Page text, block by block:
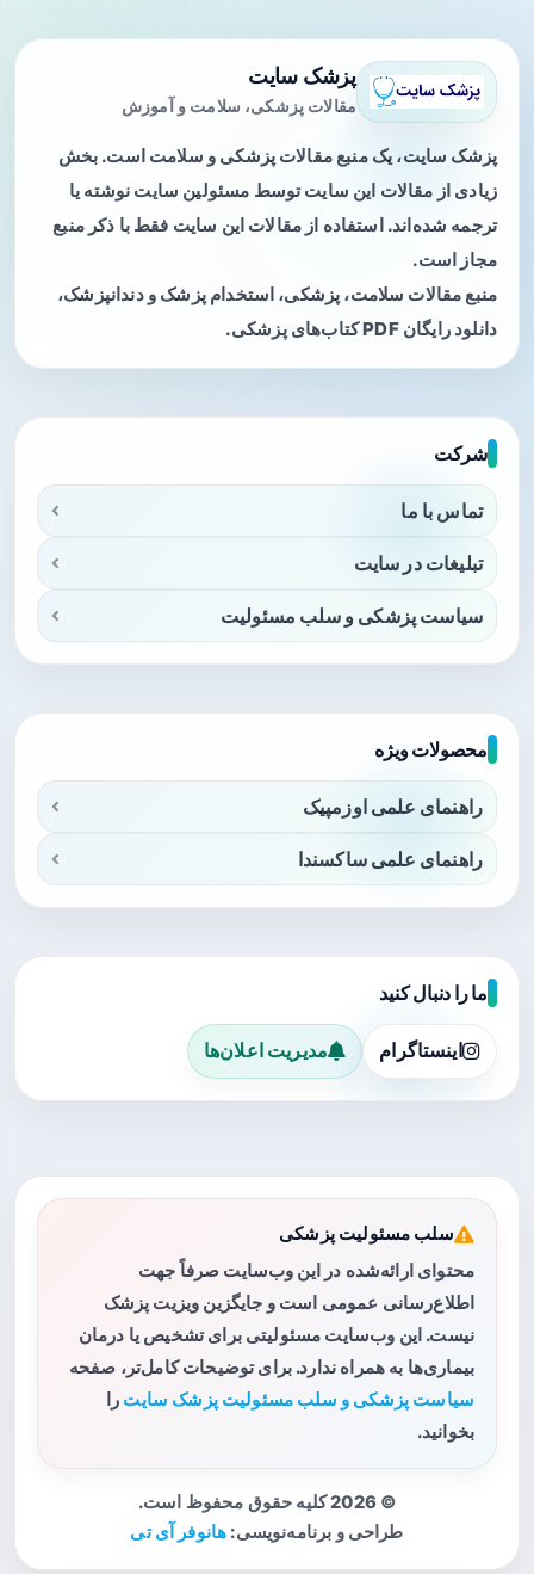
پزشک سایت
مقالات پزشکی، سلامت و آموزش
پزشک سایت، یک منبع مقالات پزشکی و سلامت است. بخش
زیادی از مقالات این سایت توسط مسئولین سایت نوشته یا
ترجمه شده‌اند. استفاده از مقالات این سایت فقط با ذکر منبع
مجاز است.
منبع مقالات سلامت، پزشکی، استخدام پزشک و دندانپزشک،
دانلود رایگان PDF کتاب‌های پزشکی.
شرکت
تماس با ما
تبلیغات در سایت
سیاست پزشکی و سلب مسئولیت
محصولات ویژه
راهنمای علمی اوزمپیک
راهنمای علمی ساکسندا
ما را دنبال کنید
اینستاگرام مدیریت اعلان‌ها
سلب مسئولیت پزشکی
محتوای ارائه‌شده در این وب‌سایت صرفاً جهت
اطلاع‌رسانی عمومی است و جایگزین ویزیت پزشک
نیست. این وب‌سایت مسئولیتی برای تشخیص یا درمان
بیماری‌ها به همراه ندارد. برای توضیحات کامل‌تر، صفحه
سیاست پزشکی و سلب مسئولیت پزشک سایت را
بخوانید.
© 2026 کلیه حقوق محفوظ است.
طراحی و برنامه‌نویسی: هانوفر آی تی